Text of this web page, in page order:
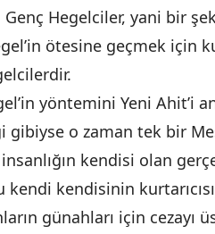
Hegelciler, yani bir
ötesine geçmek için
yöntemini Yeni Ahit’i
gibiyse o zaman tek bir
insanlığın kendisi olan
kendisinin
günahları için cezayı